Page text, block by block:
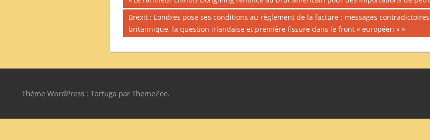
de
l’article
précédente :
Publication
suivante :
Brexit : Londres pose ses conditions au règlement de la facture ; messages
britannique, la question irlandaise et première fissure dans le front « européen »
Thème WordPress : Tortuga par ThemeZee.